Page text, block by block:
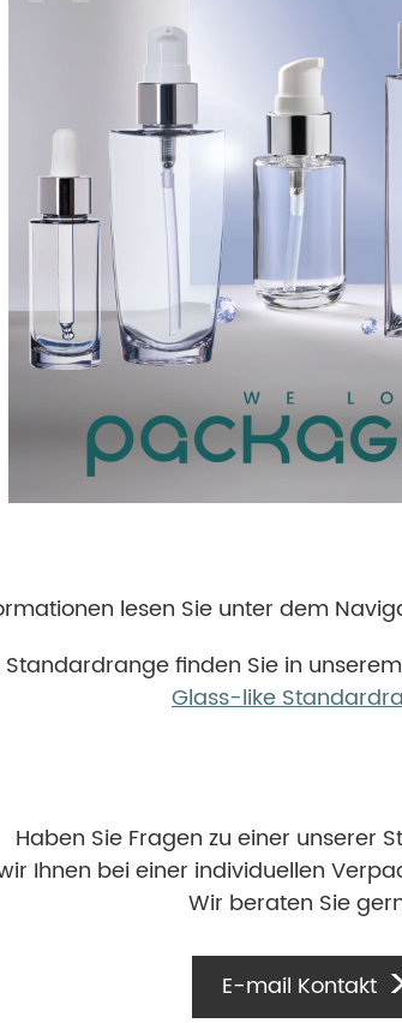
lesen Sie unter dem
finden Sie in
Glass-like
Haben Sie Fragen zu einer unserer
Ihnen bei einer individuellen
Wir beraten Sie
E-mail Kontakt